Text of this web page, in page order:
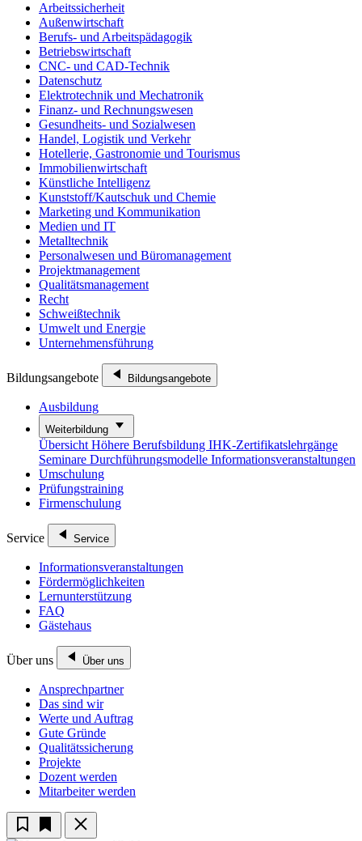
Arbeitssicherheit
Außenwirtschaft
Berufs- und Arbeitspädagogik
Betriebswirtschaft
CNC- und CAD-Technik
Datenschutz
Elektrotechnik und Mechatronik
Finanz- und Rechnungswesen
Gesundheits- und Sozialwesen
Handel, Logistik und Verkehr
Hotellerie, Gastronomie und Tourismus
Immobilienwirtschaft
Künstliche Intelligenz
Kunststoff/Kautschuk und Chemie
Marketing und Kommunikation
Medien und IT
Metalltechnik
Personalwesen und Büromanagement
Projektmanagement
Qualitätsmanagement
Recht
Schweißtechnik
Umwelt und Energie
Unternehmensführung
Bildungsangebote Bildungsangebote
Ausbildung
Weiterbildung
Übersicht Höhere Berufsbildung IHK-Zertifikatslehrgänge
Seminare Durchführungsmodelle Informationsveranstaltungen
Umschulung
Prüfungstraining
Firmenschulung
Service Service
Informationsveranstaltungen
Fördermöglichkeiten
Lernunterstützung
FAQ
Gästehaus
Über uns Über uns
Ansprechpartner
Das sind wir
Werte und Auftrag
Gute Gründe
Qualitätssicherung
Projekte
Dozent werden
Mitarbeiter werden